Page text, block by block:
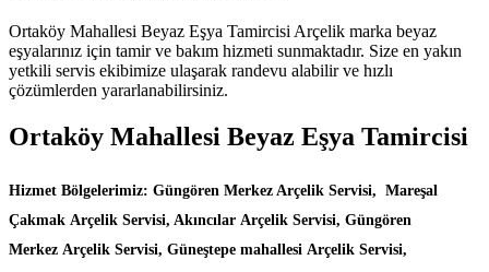
Ortaköy Mahallesi Beyaz Eşya Tamircisi Arçelik marka beyaz
eşyalarınız için tamir ve bakım hizmeti sunmaktadır. Size en yakın
yetkili servis ekibimize ulaşarak randevu alabilir ve hızlı
çözümlerden yararlanabilirsiniz.
Ortaköy Mahallesi Beyaz Eşya Tamircisi
Hizmet Bölgelerimiz: Güngören Merkez Arçelik Servisi, Mareşal
Çakmak Arçelik Servisi, Akıncılar Arçelik Servisi, Güngören
Merkez Arçelik Servisi, Güneştepe mahallesi Arçelik Servisi,